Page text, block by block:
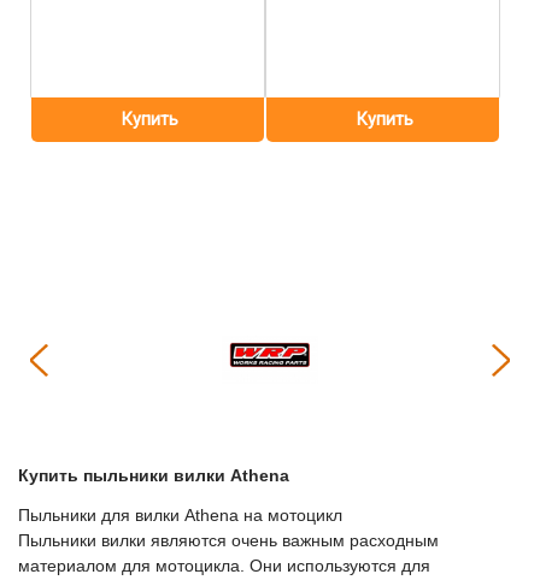
Купить пыльники вилки Athena
Пыльники для вилки Athena на мотоцикл
Пыльники вилки являются очень важным расходным
материалом для мотоцикла. Они используются для